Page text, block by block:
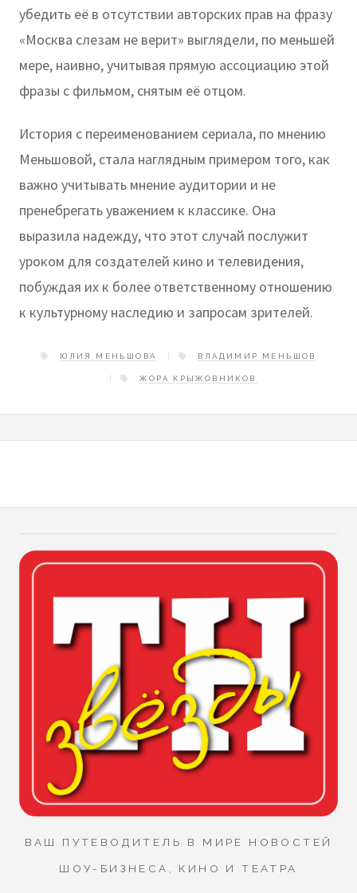
убедить её в отсутствии авторских прав на фразу
«Москва слезам не верит» выглядели, по меньшей
мере, наивно, учитывая прямую ассоциацию этой
фразы с фильмом, снятым её отцом.
История с переименованием сериала, по мнению
Меньшовой, стала наглядным примером того, как
важно учитывать мнение аудитории и не
пренебрегать уважением к классике. Она
выразила надежду, что этот случай послужит
уроком для создателей кино и телевидения,
побуждая их к более ответственному отношению
к культурному наследию и запросам зрителей.
ЮЛИЯ МЕНЬШОВА ВЛАДИМИР МЕНЬШОВ
ЖОРА КРЫЖОВНИКОВ
ВАШ ПУТЕВОДИТЕЛЬ В МИРЕ НОВОСТЕЙ
ШОУ-БИЗНЕСА, КИНО И ТЕАТРА